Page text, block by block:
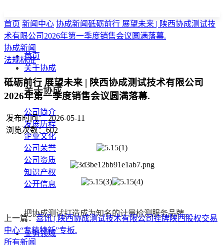
首页
关于协成
关于协成
公司简介
发展历程
企业文化
公司荣誉
公司资质
知识产权
公开信息
把协成测试打造成为知名的计量检测服务品牌。
业务领域
首页 新闻中心 协成新闻砥砺前行 展望未来 | 陕西协成测试技
术有限公司2026年第一季度销售会议圆满落幕.
协成新闻
法规标准
砥砺前行 展望未来 | 陕西协成测试技术有限公司
2026年第一季度销售会议圆满落幕.
发布时间： 2026-05-11
浏览次数：602
上一篇：喜讯 | 陕西协成测试技术有限公司挂牌陕西股权交易
中心“专精特新”专板.
所有新闻